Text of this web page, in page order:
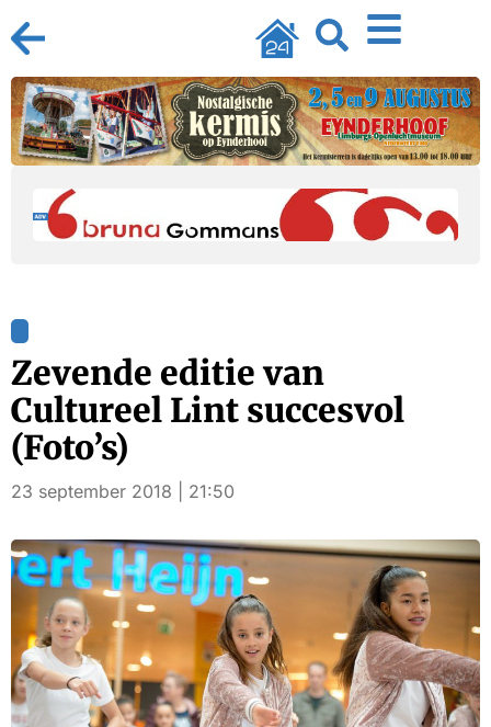
Zevende editie van
Cultureel Lint succesvol
(Foto’s)
23 september 2018 | 21:50